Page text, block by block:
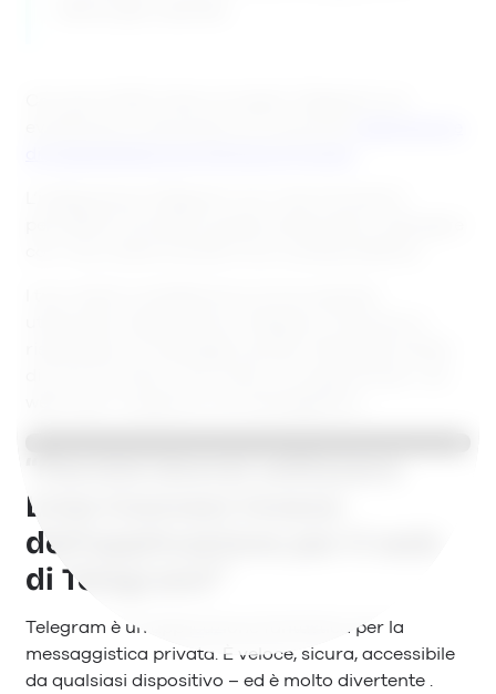
Lime Connect invece
dell’applicazione per il web
di Telegram?”
Telegram è un’applicazione fantastica per la
messaggistica privata. È veloce, sicura, accessibile
da qualsiasi dispositivo – ed è molto divertente .